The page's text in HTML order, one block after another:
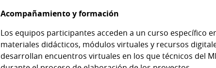
Acompañamiento y formación
Los equipos participantes acceden a un curso específico
materiales didácticos, módulos virtuales y recursos
desarrollan encuentros virtuales en los que técnicos del